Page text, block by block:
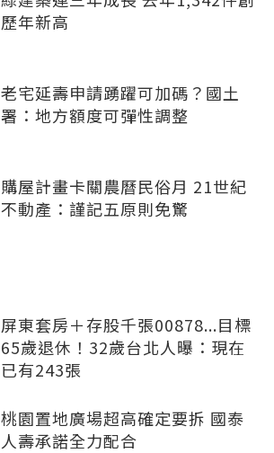
歷年新高
老宅延壽申請踴躍可加碼？國土
署：地方額度可彈性調整
購屋計畫卡關農曆民俗月 21世紀
不動產：謹記五原則免驚
屏東套房＋存股千張00878...目標
65歲退休！32歲台北人曝：現在
已有243張
桃園置地廣場超高確定要拆 國泰
人壽承諾全力配合